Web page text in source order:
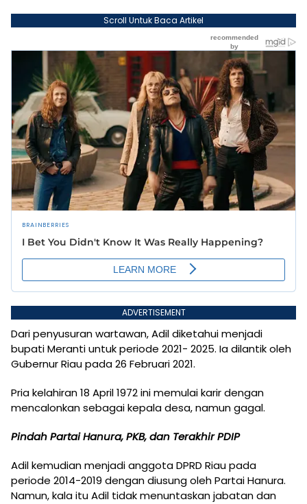
Scroll Untuk Baca Artikel
ADVERTISEMENT
Dari penyusuran wartawan, Adil diketahui menjadi
bupati Meranti untuk periode 2021- 2025. Ia dilantik oleh
Gubernur Riau pada 26 Februari 2021.
Pria kelahiran 18 April 1972 ini memulai karir dengan
mencalonkan sebagai kepala desa, namun gagal.
Pindah Partai Hanura, PKB, dan Terakhir PDIP
Adil kemudian menjadi anggota DPRD Riau pada
periode 2014-2019 dengan diusung oleh Partai Hanura.
Namun, kala itu Adil tidak menuntaskan jabatan dan